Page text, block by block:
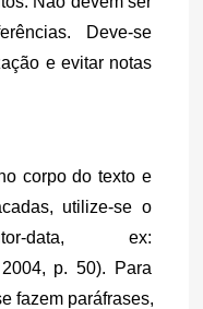
Deve-se
e evitar notas
corpo do texto e
utilize-se o
data, ex:
p. 50). Para
fazem paráfrases,